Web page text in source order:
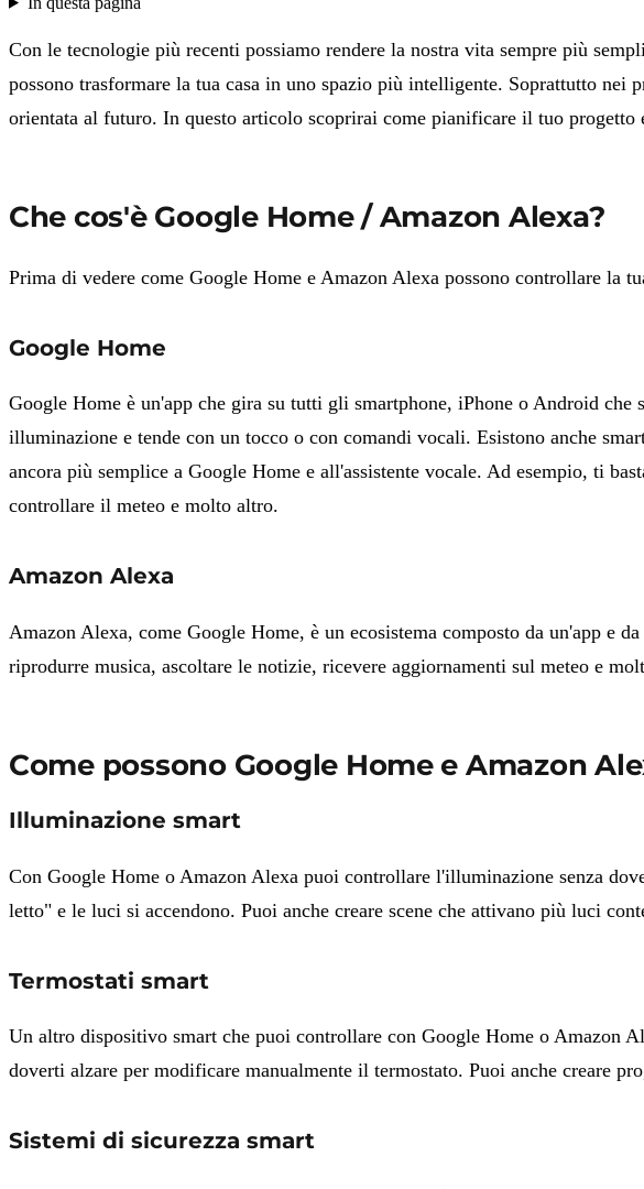
Con le tecnologie più recenti possiamo rendere la nostra vita sempre più
possono trasformare la tua casa in uno spazio più intelligente. Soprattutto
orientata al futuro. In questo articolo scoprirai come pianificare il tuo
Che cos'è Google Home / Amazon Alexa?
Prima di vedere come Google Home e Amazon Alexa possono controllare la
Google Home
Google Home è un'app che gira su tutti gli smartphone, iPhone o Android
illuminazione e tende con un tocco o con comandi vocali. Esistono anche
ancora più semplice a Google Home e all'assistente vocale. Ad esempio, ti
controllare il meteo e molto altro.
Amazon Alexa
Amazon Alexa, come Google Home, è un ecosistema composto da un'app e
riprodurre musica, ascoltare le notizie, ricevere aggiornamenti sul meteo e
Come possono Google Home e Amazon
Illuminazione smart
Con Google Home o Amazon Alexa puoi controllare l'illuminazione senza
letto" e le luci si accendono. Puoi anche creare scene che attivano più luci
Termostati smart
Un altro dispositivo smart che puoi controllare con Google Home o Amazon
doverti alzare per modificare manualmente il termostato. Puoi anche creare
Sistemi di sicurezza smart